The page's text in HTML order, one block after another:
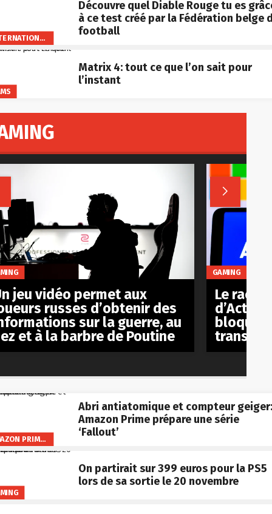
INTERNATIONAL
Découvre quel Diable Rouge tu es
à ce test créé par la Fédération belge
football
Matrix 4: tout ce que l’on sait pour
l’instant
AMAZON PRIME VIDEO
Abri antiatomique et compteur geiger:
Amazon Prime prépare une série
‘Fallout’
On partirait sur 399 euros pour la PS5
lors de sa sortie le 20 novembre

jeu vidéo permet aux
russes d’obtenir des
sur la guerre, au
et à la barbre de Poutine
GAMING
Le rachat
bloqué